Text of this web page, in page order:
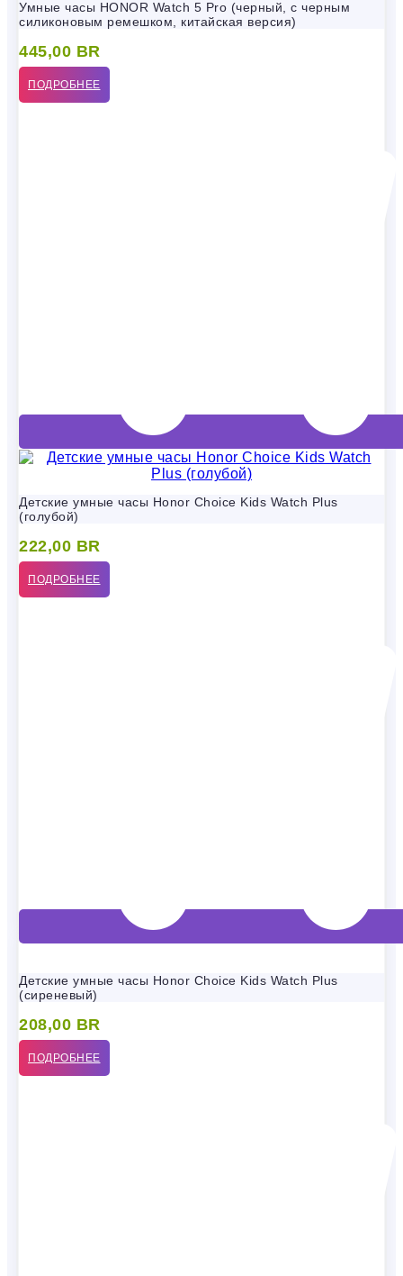
Умные часы HONOR Watch 5 Pro (черный, с черным
силиконовым ремешком, китайская версия)
445,00 BR
ПОДРОБНЕЕ
Детские умные часы Honor Choice Kids Watch Plus
(голубой)
222,00 BR
ПОДРОБНЕЕ
Детские умные часы Honor Choice Kids Watch Plus
(сиреневый)
208,00 BR
ПОДРОБНЕЕ